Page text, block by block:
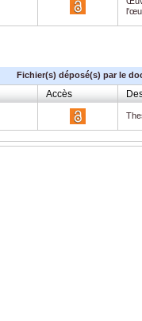
Fichier(s) déposé(s) par le
Accès